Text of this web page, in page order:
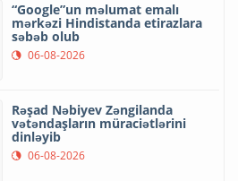
“Google”un məlumat emalı
mərkəzi Hindistanda etirazlara
səbəb olub
06-08-2026
Rəşad Nəbiyev Zəngilanda
vətəndaşların müraciətlərini
dinləyib
06-08-2026